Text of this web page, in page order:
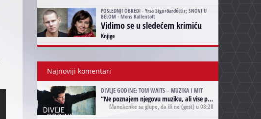
POSLEDNJI OBREDI - Yrsa Sigurðardóttir; SNOVI U
BELOM - Mons Kallentoft
Vidimo se u sledećem krimiću
Knjige
Najnoviji komentari
DIVLJE GODINE: TOM WAITS – MUZIKA I MIT
“Ne poznajem njegovu muziku, ali vise puta nego sto sam to zazeleo gledao sam njegove umjetnicke slike na raznim stranama interneta. Te stoga zakljucujem da je Tom Waits Lady Gaga muzike namrstenih, ma
Manekenke su glupe, da ili ne (gost) u 08:28